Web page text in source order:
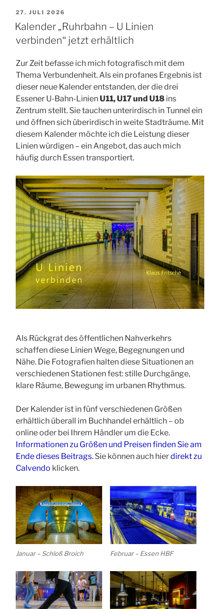
VERÖFFENTLICHT
AM
27. JULI 2026
Kalender „Ruhrbahn – U Linien
verbinden“ jetzt erhältlich
Zur Zeit befasse ich mich fotografisch mit dem
Thema Verbundenheit. Als ein profanes Ergebnis ist
dieser neue Kalender entstanden, der die drei
Essener U-Bahn-LinienU11, U17 und U18 ins
Zentrum stellt. Sie tauchen unterirdisch in Tunnel ein
und öffnen sich überirdisch in weite Stadträume. Mit
diesem Kalender möchte ich die Leistung dieser
Linien würdigen – ein Angebot, das auch mich
häufig durch Essen transportiert.
Als Rückgrat des öffentlichen Nahverkehrs
schaffen diese Linien Wege, Begegnungen und
Nähe. Die Fotografien halten diese Situationen an
verschiedenen Stationen fest: stille Durchgänge,
klare Räume, Bewegung im urbanen Rhythmus.
Der Kalender ist in fünf verschiedenen Größen
erhältlich überall im Buchhandel erhältlich – ob
online oder bei Ihrem Händler um die Ecke.
Informationen zu Größen und Preisen finden Sie am
Ende dieses Beitrags. Sie können auch hierdirekt zu
Calvendo klicken.
Januar – Schloß Broich Februar – Essen HBF